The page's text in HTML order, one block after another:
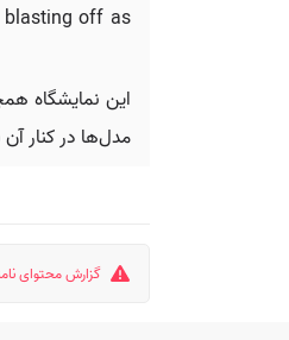
blasting off as
مدل‌ها در کنار
گزارش محتوای